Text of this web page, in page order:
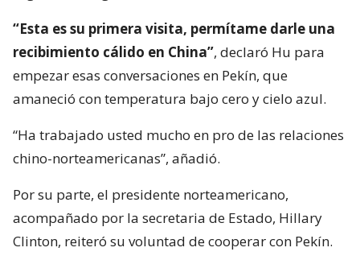
“Esta es su primera visita, permítame darle una
recibimiento cálido en China”, declaró Hu para
empezar esas conversaciones en Pekín, que
amaneció con temperatura bajo cero y cielo azul.
“Ha trabajado usted mucho en pro de las relaciones
chino-norteamericanas”, añadió.
Por su parte, el presidente norteamericano,
acompañado por la secretaria de Estado, Hillary
Clinton, reiteró su voluntad de cooperar con Pekín.